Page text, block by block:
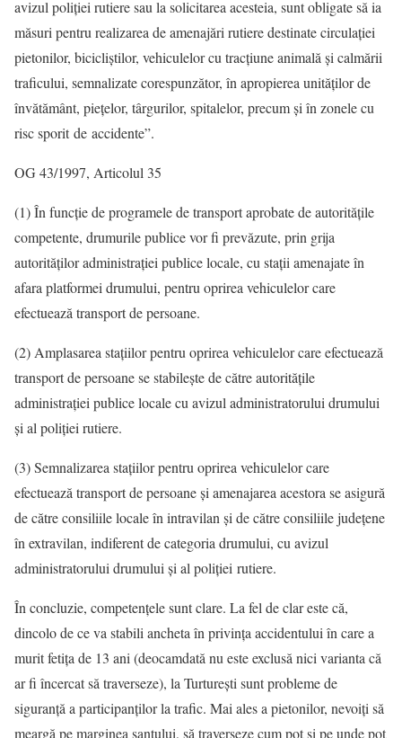
avizul poliției rutiere sau la solicitarea acesteia, sunt obligate să ia
măsuri pentru realizarea de amenajări rutiere destinate circulației
pietonilor, bicicliștilor, vehiculelor cu tracțiune animală și calmării
traficului, semnalizate corespunzător, în apropierea unităților de
învătământ, piețelor, târgurilor, spitalelor, precum și în zonele cu
risc sporit de accidente”.
OG 43/1997, Articolul 35
(1) În funcție de programele de transport aprobate de autoritățile
competente, drumurile publice vor fi prevăzute, prin grija
autorităților administrației publice locale, cu stații amenajate în
afara platformei drumului, pentru oprirea vehiculelor care
efectuează transport de persoane.
(2) Amplasarea stațiilor pentru oprirea vehiculelor care efectuează
transport de persoane se stabilește de către autoritățile
administrației publice locale cu avizul administratorului drumului
și al poliției rutiere.
(3) Semnalizarea stațiilor pentru oprirea vehiculelor care
efectuează transport de persoane și amenajarea acestora se asigură
de către consiliile locale în intravilan și de către consiliile județene
în extravilan, indiferent de categoria drumului, cu avizul
administratorului drumului și al poliției rutiere.
În concluzie, competențele sunt clare. La fel de clar este că,
dincolo de ce va stabili ancheta în privința accidentului în care a
murit fetița de 13 ani (deocamdată nu este exclusă nici varianta că
ar fi încercat să traverseze), la Turturești sunt probleme de
siguranță a participanților la trafic. Mai ales a pietonilor, nevoiți să
meargă pe marginea șanțului, să traverseze cum pot și pe unde pot